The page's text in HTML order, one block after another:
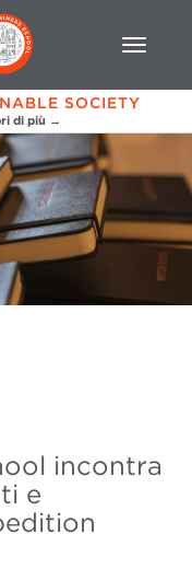
SOCIETY
di più →
incontra
e